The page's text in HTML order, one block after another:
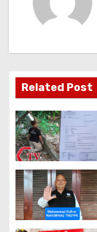
Related Post